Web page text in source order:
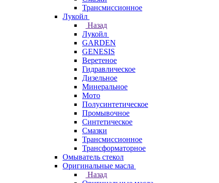
Трансмиссионное
Лукойл
Назад
Лукойл
GARDEN
GENESIS
Веретеное
Гидравлическое
Дизельное
Минеральное
Мото
Полусинтетическое
Промывочное
Синтетическое
Смазки
Трансмиссионное
Трансформаторное
Омыватель стекол
Оригинальные масла
Назад